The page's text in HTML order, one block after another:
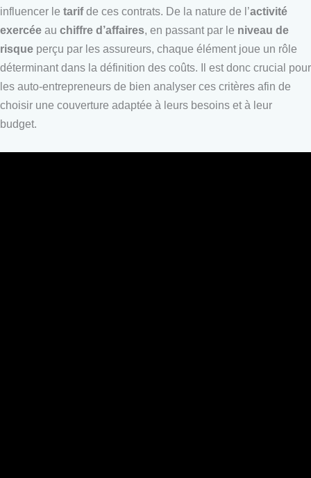
influencer le tarifde ces contrats. De la nature de l’activité
exercée au chiffre d’affaires, en passant par le niveau de
risque perçu par les assureurs, chaque élément joue un rôle
déterminant dans la définition des coûts. Il est donc crucial pour
les auto-entrepreneurs de bien analyser ces critères afin de
choisir une couverture adaptée à leurs besoins et à leur
budget.